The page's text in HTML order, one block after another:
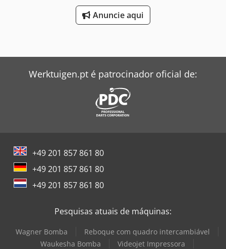
Anuncie aqui
Werktuigen.pt é patrocinador oficial de:
+49 201 857 861 80
+49 201 857 861 80
+49 201 857 861 80
Pesquisas atuais de máquinas:
Wagner Bomba
Reboque com quadro intercambiável
Waukesha Bomba
Videojet Impressora